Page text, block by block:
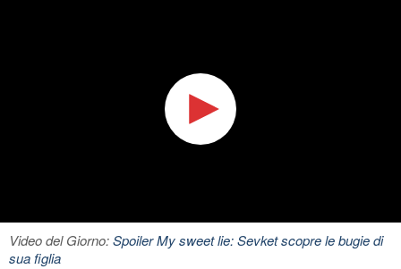
Video del Giorno:Spoiler My sweet lie: Sevket scopre le bugie di
sua figlia